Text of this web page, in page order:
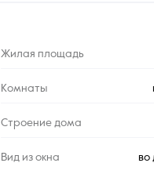
Жилая площадь
Комнаты
Строение дома
Вид из окна во